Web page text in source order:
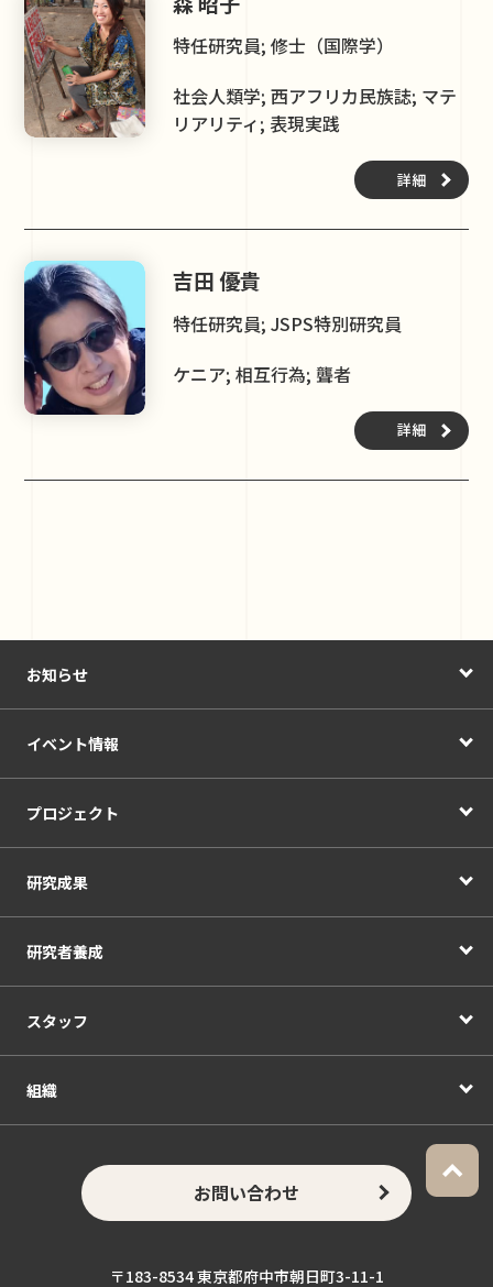
特任研究員; 修士（国際学）
社会人類学; 西アフリカ民族誌; マテ
リアリティ; 表現実践
詳細
吉田 優貴
特任研究員; JSPS特別研究員
ケニア; 相互行為; 聾者
詳細
お知らせ
イベント情報
プロジェクト
研究成果
研究者養成
スタッフ
組織
お問い合わせ
〒183-8534 東京都府中市朝日町3-11-1